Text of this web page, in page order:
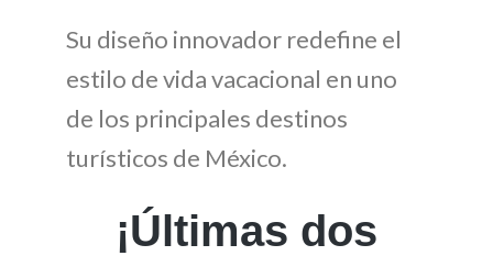
Su diseño innovador redefine el
estilo de vida vacacional en uno
de los principales destinos
turísticos de México.
¡Últimas dos